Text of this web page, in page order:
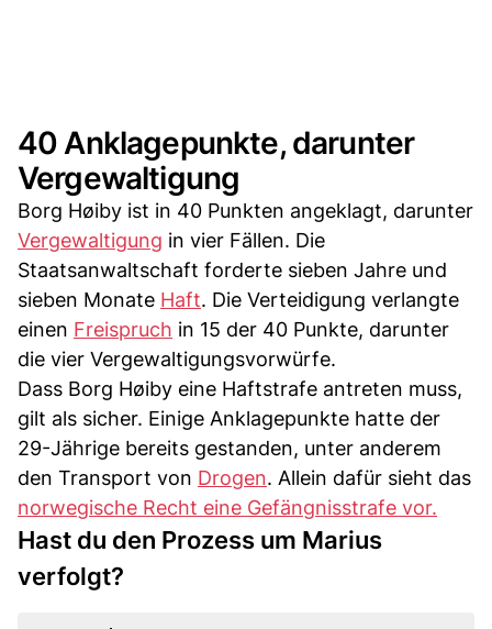
40 Anklagepunkte, darunter
Vergewaltigung
Borg Høiby ist in 40 Punkten angeklagt, darunter
Vergewaltigung in vier Fällen. Die
Staatsanwaltschaft forderte sieben Jahre und
sieben Monate Haft. Die Verteidigung verlangte
einen Freispruch in 15 der 40 Punkte, darunter
die vier Vergewaltigungsvorwürfe.
Dass Borg Høiby eine Haftstrafe antreten muss,
gilt als sicher. Einige Anklagepunkte hatte der
29-Jährige bereits gestanden, unter anderem
den Transport von Drogen. Allein dafür sieht das
norwegische Recht eine Gefängnisstrafe vor.
Hast du den Prozess um Marius
verfolgt?